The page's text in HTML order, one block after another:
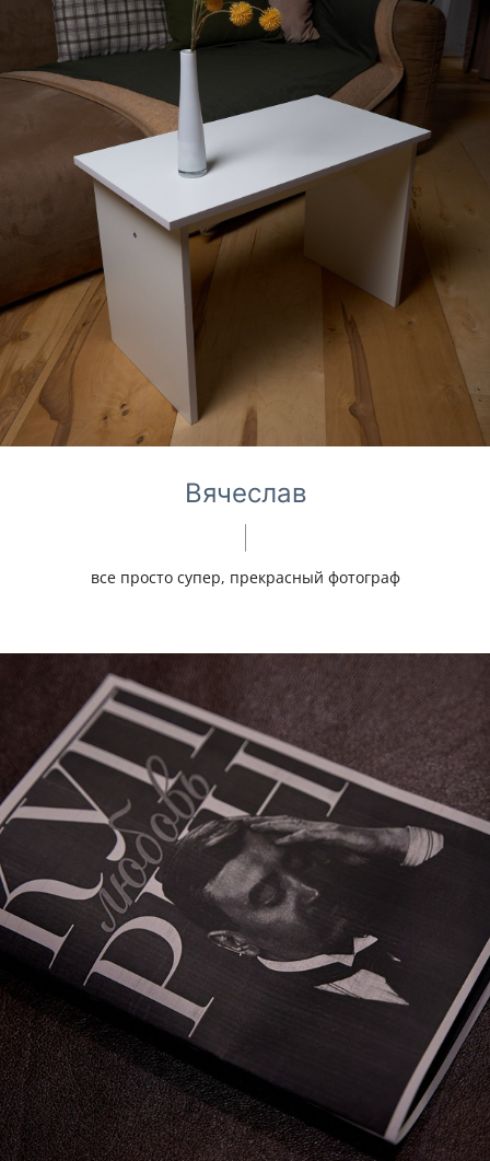
Вячеслав
все просто супер, прекрасный фотограф